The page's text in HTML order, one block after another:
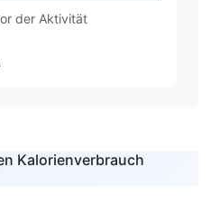
der Aktivität
Kalorienverbrauch